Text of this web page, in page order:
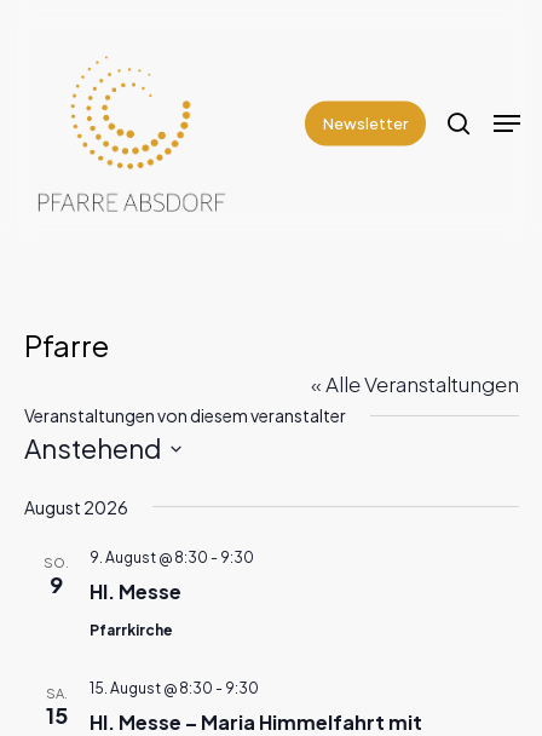
content
Newsletter
Pfarre
« Alle Veranstaltungen
Veranstaltungen von diesem veranstalter
Anstehend
wählen.
August 2026
SO.
9 Hl. Messe
9. August @ 8:30 - 9:30
Pfarrkirche
SA.
15
Hl. Messe – Maria Himmelfahrt mit
15. August @ 8:30 - 9:30
Menu